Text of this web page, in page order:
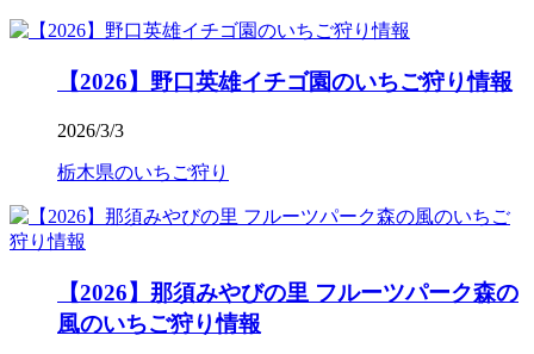
【2026】野口英雄イチゴ園のいちご狩り情報
2026/3/3
栃木県のいちご狩り
【2026】那須みやびの里 フルーツパーク森の
風のいちご狩り情報